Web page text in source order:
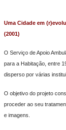
Uma Cidade em
(2001)
O Serviço de Apoio
para a Habitação, entre
disperso por várias
O objetivo do projeto
proceder ao seu
e imagens.